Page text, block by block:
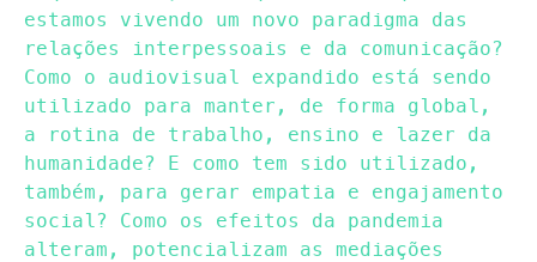
estamos vivendo um novo paradigma das
relações interpessoais e da comunicação?
Como o audiovisual expandido está sendo
utilizado para manter, de forma global,
a rotina de trabalho, ensino e lazer da
humanidade? E como tem sido utilizado,
também, para gerar empatia e engajamento
social? Como os efeitos da pandemia
alteram, potencializam as mediações